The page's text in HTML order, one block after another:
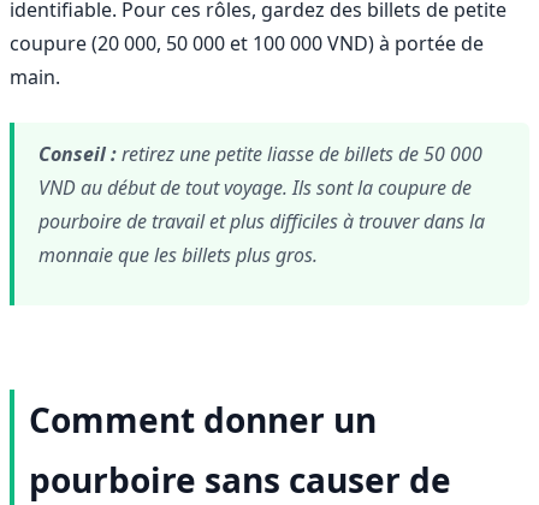
identifiable. Pour ces rôles, gardez des billets de petite
coupure (20 000, 50 000 et 100 000 VND) à portée de
main.
Conseil :retirez une petite liasse de billets de 50 000
VND au début de tout voyage. Ils sont la coupure de
pourboire de travail et plus difficiles à trouver dans la
monnaie que les billets plus gros.
Comment donner un
pourboire sans causer de